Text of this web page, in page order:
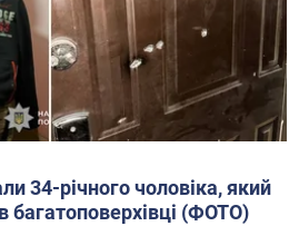
34-річного чоловіка, який
багатоповерхівці (ФОТО)